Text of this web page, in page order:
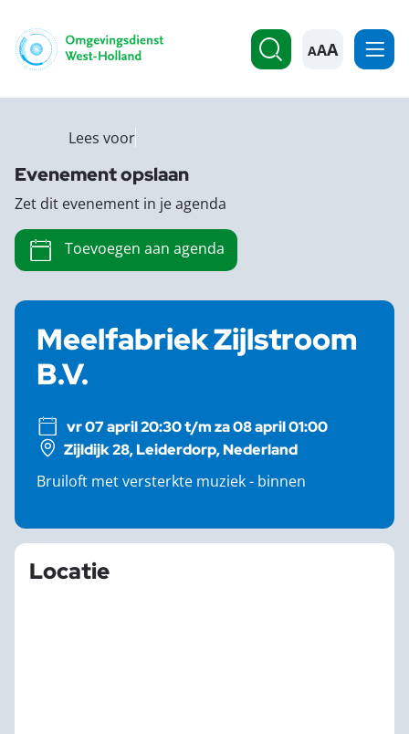
A
Meelfabriek Zijlstroom
B.V.
vr 07 april 20:30 t/m za 08 april 01:00
Zijldijk 28, Leiderdorp, Nederland
Bruiloft met versterkte muziek - binnen
Locatie
Lees voor
Evenement opslaan
Zet dit evenement in je agenda
Toevoegen aan agenda